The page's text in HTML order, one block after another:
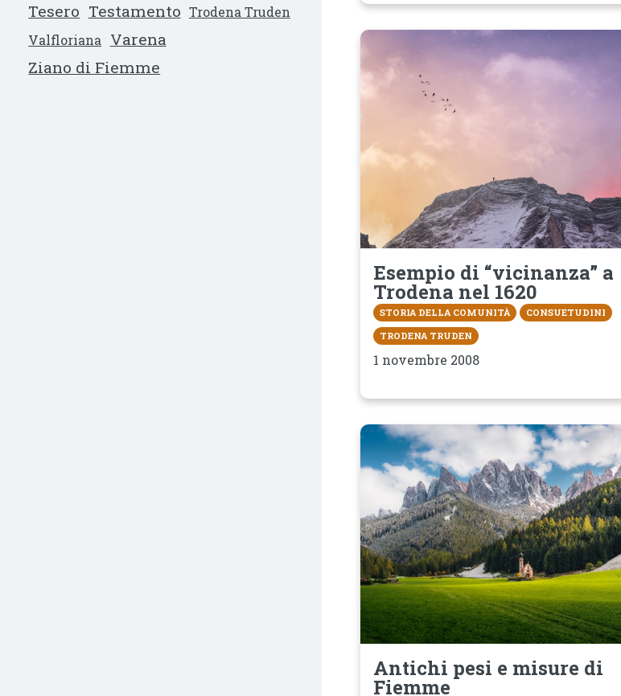
Tesero Testamento Trodena Truden
Valfloriana
Varena
Ziano di Fiemme
Esempio di “vicinanza” a
Trodena nel 1620
STORIA DELLA COMUNITÀ
CONSUETUDINI
TRODENA TRUDEN
1 novembre 2008
Antichi pesi e misure di
Fiemme